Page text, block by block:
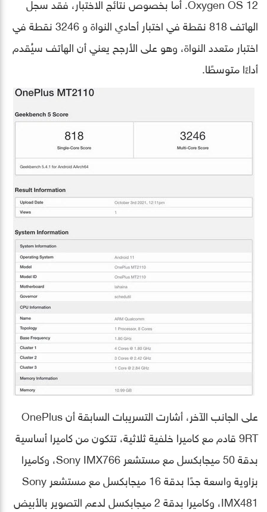
الهاتف 818 نقطة في اختبار أحادي النواة و 3246 نقطة في
اختبار متعدد النواة، وهو على الأرجح يعني أن الهاتف سيُقدم
أداءًا متوسطًا.
على الجانب الآخر، أشارت التسريبات السابقة أن OnePlus
9RT قادم مع كاميرا خلفية ثلاثية، تتكون من كاميرا أساسية
بدقة 50 ميجابكسل مع مستشعر Sony IMX766، وكاميرا
بزاوية واسعة جدًا بدقة 16 ميجابكسل مع مستشعر Sony
IMX481، وكاميرا بدقة 2 ميجابكسل لدعم التصوير بالأبيض